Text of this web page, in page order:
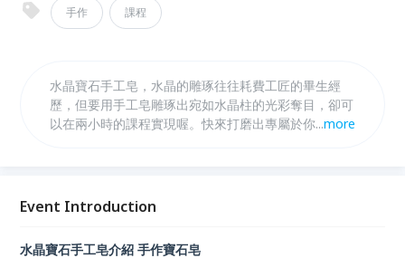
手作 課程
水晶寶石手工皂，水晶的雕琢往往耗費工匠的畢生經
歷，但要用手工皂雕琢出宛如水晶柱的光彩奪目，卻可
以在兩小時的課程實現喔。快來打磨出專屬於你的水晶
...more
Event Introduction
水晶寶石手工皂介紹 手作寶石皂